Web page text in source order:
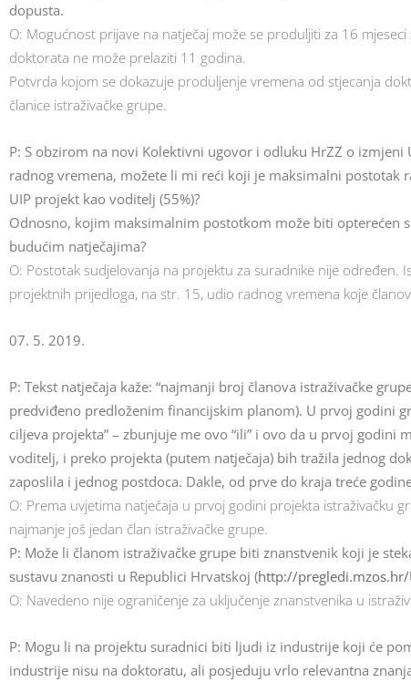
dopusta.
O: Mogućnost prijave na natječaj može se produljiti za 16
doktorata ne može prelaziti 11 godina.
Potvrda kojom se dokazuje produljenje vremena od stjecanja
članice istraživačke grupe.
P: S obzirom na novi Kolektivni ugovor i odluku HrZZ o
radnog vremena, možete li mi reći koji je maksimalni
UIP projekt kao voditelj (55%)?
Odnosno, kojim maksimalnim postotkom može biti opterećen
budućim natječajima?
O: Postotak sudjelovanja na projektu za suradnike nije određen.
projektnih prijedloga, na str. 15, udio radnog vremena koje
07. 5. 2019.
P: Tekst natječaja kaže: “najmanji broj članova istraživačke
predviđeno predloženim financijskim planom). U prvoj godini
ciljeva projekta” – zbunjuje me ovo “ili” i ovo da u prvoj
voditelj, i preko projekta (putem natječaja) bih tražila jednog
zaposlila i jednog postdoca. Dakle, od prve do kraja treće
O: Prema uvjetima natječaja u prvoj godini projekta istraživačku
najmanje još jedan član istraživačke grupe.
P: Može li članom istraživačke grupe biti znanstvenik koji je
sustavu znanosti u Republici Hrvatskoj (http://pregledi.mzos.hr/
O: Navedeno nije ograničenje za uključenje znanstvenika u
P: Mogu li na projektu suradnici biti ljudi iz industrije koji će
industrije nisu na doktoratu, ali posjeduju vrlo relevantna